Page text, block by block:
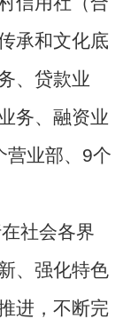
承和文化底
、贷款业
务、融资业
营业部、9个
社会各界
、强化特色
进，不断完